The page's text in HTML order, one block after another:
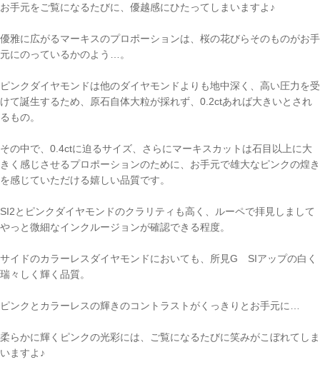
お手元をご覧になるたびに、優越感にひたってしまいますよ♪
優雅に広がるマーキスのプロポーションは、桜の花びらそのものがお手
元にのっているかのよう…。
ピンクダイヤモンドは他のダイヤモンドよりも地中深く、高い圧力を受
けて誕生するため、原石自体大粒が採れず、0.2ctあれば大きいとされ
るもの。
その中で、0.4ctに迫るサイズ、さらにマーキスカットは石目以上に大
きく感じさせるプロポーションのために、お手元で雄大なピンクの煌き
を感じていただける嬉しい品質です。
SI2とピンクダイヤモンドのクラリティも高く、ルーペで拝見しまして
やっと微細なインクルージョンが確認できる程度。
サイドのカラーレスダイヤモンドにおいても、所見G SIアップの白く
瑞々しく輝く品質。
ピンクとカラーレスの輝きのコントラストがくっきりとお手元に…
柔らかに輝くピンクの光彩には、ご覧になるたびに笑みがこぼれてしま
いますよ♪
ご注文手続き